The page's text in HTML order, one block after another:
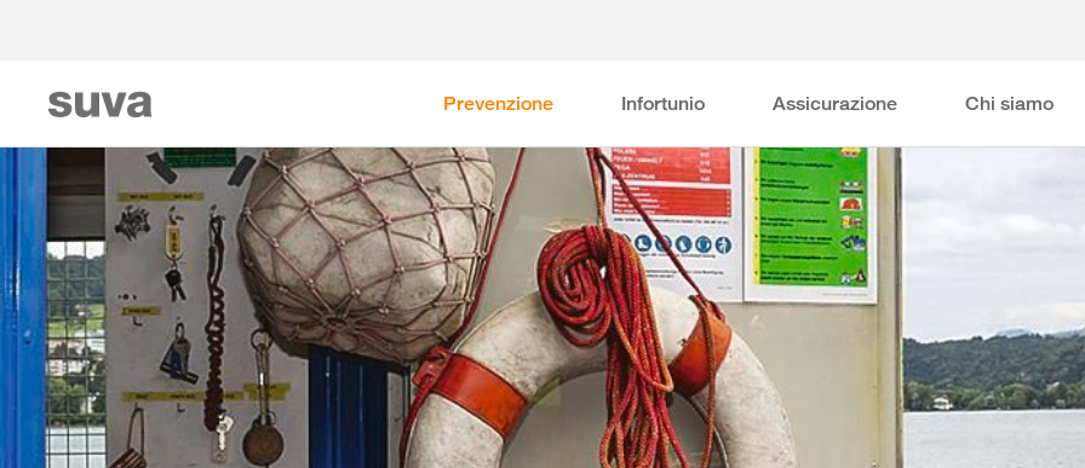
Prevenzione Infortunio Assicurazione Chi siamo